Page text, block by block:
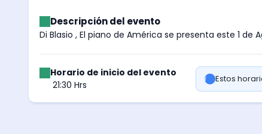
Descripción del evento
Di Blasio , El piano de América se presenta este 1 de
Horario de inicio del evento
21:30 Hrs
Estos